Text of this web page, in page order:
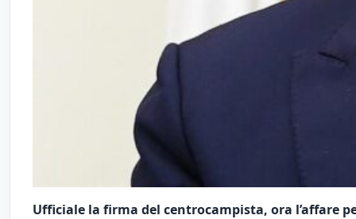
Ufficiale la firma del centrocampista, ora l’affare